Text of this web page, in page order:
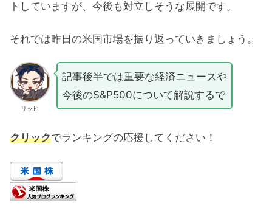
トしていますが、今後も対立しそうな展開です。
それでは昨日の米国市場を振り返っていきましょう。
リッヒ
記事後半では重要な経済ニュースや
今後のS&P500について解説するで
クリックでランキングの応援してください！